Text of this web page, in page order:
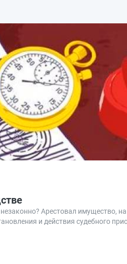
Арестовал имущество,
и действия судебного